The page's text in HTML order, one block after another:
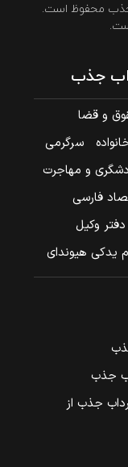
محفوظ است.
جذب
و قضا
سرگرمی
و مهاجرت
فارسی
دفتر وکیل
یدکی هیوندای
جذب
جذب از